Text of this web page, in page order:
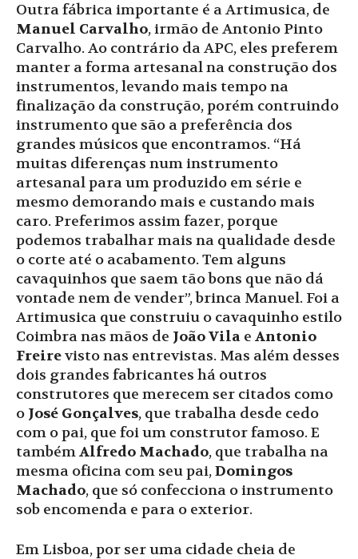
Outra fábrica importante é a Artimusica, de
Manuel Carvalho, irmão de Antonio Pinto
Carvalho. Ao contrário da APC, eles preferem
manter a forma artesanal na construção dos
instrumentos, levando mais tempo na
finalização da construção, porém contruindo
instrumento que são a preferência dos
grandes músicos que encontramos. “Há
muitas diferenças num instrumento
artesanal para um produzido em série e
mesmo demorando mais e custando mais
caro. Preferimos assim fazer, porque
podemos trabalhar mais na qualidade desde
o corte até o acabamento. Tem alguns
cavaquinhos que saem tão bons que não dá
vontade nem de vender”, brinca Manuel. Foi a
Artimusica que construiu o cavaquinho estilo
Coimbra nas mãos de João Vila e Antonio
Freirevisto nas entrevistas. Mas além desses
dois grandes fabricantes há outros
construtores que merecem ser citados como
o José Gonçalves, que trabalha desde cedo
com o pai, que foi um construtor famoso. E
tambémAlfredo Machado, que trabalha na
mesma oficina com seu pai,Domingos
Machado, que só confecciona o instrumento
sob encomenda e para o exterior.
Em Lisboa, por ser uma cidade cheia de